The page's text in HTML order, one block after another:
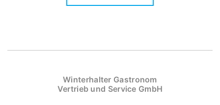
Winterhalter Gastronom
Vertrieb und Service GmbH